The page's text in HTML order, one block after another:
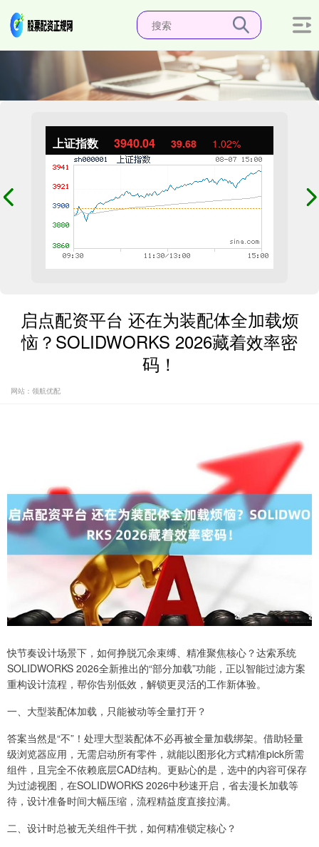
上证指数 3940.04 39.68 1.02%
启点配资平台 还在为装配体全加载烦
恼？SOLIDWORKS 2026藏着效率密
码！
网站：领航优配
快节奏设计场景下，如何挣脱冗余束缚、精准聚焦核心？达索系统
SOLIDWORKS 2026全新推出的“部分加载”功能，正以智能过滤方案
重构设计流程，帮你告别低效，解锁更灵活的工作新体验。
一、大型装配体加载，只能被动等全量打开？
答案当然是“不”！处理大型装配体不必再被全量加载绑架。借助轻量
级浏览器应用，无需启动所有零件，就能以图形化方式精准pick所需
组件，且完全不依赖底层CAD结构。更贴心的是，选中的内容可保存
为过滤视图，在SOLIDWORKS 2026中秒速开启，省去漫长加载等
待，设计准备时间大幅压缩，流程精益度直接拉满。
二、设计时总被无关组件干扰，如何精准锁定核心？